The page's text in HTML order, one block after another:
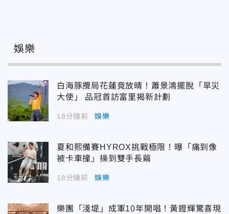
娛樂
白海豚攪局花蓮竟放晴！蕭景鴻擺脫「旱災
大使」 品冠首訪富里揭新計劃
18分鐘前 娛樂
夏和熙備賽HYROX挑戰極限！曝「痛到像
被卡車撞」操到雙手長繭
18分鐘前 娛樂
樂團「淺堤」成軍10年開唱！黃鐙輝驚喜現